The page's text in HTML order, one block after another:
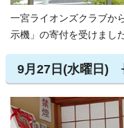
一宮ライオンズクラブか
示機」の寄付を受けました
9月27日(水曜日)